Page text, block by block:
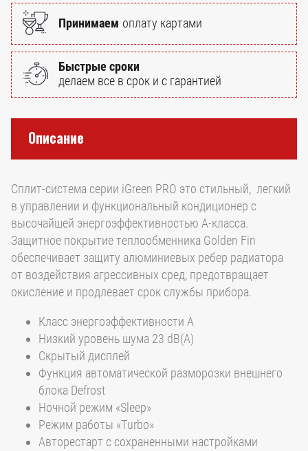
Принимаем оплату картами
Быстрые сроки
делаем все в срок и с гарантией
Описание
Cплит-система серии iGreen PRO это стильный, легкий
в управлении и функциональный кондиционер с
высочайшей энергоэффективностью А-класса.
Защитное покрытие теплообменника Golden Fin
обеспечивает защиту алюминиевых ребер радиатора
от воздействия агрессивных сред, предотвращает
окисление и продлевает срок службы прибора.
Класс энергоэффективности A
Низкий уровень шума 23 dB(A)
Скрытый дисплей
Функция автоматической разморозки внешнего
блока Defrost
Ночной режим «Sleep»
Режим работы «Turbo»
Авторестарт с сохраненными настройками